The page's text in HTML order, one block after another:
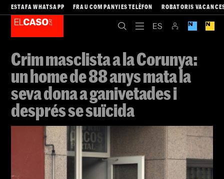
ESTAFA WHATSAPP FRAU COMPANYIES TELÈFON ROBATORIS
Crim masclista a la Corunya:
un home de 88 anys mata la
seva dona a ganivetades i
després se suïcida